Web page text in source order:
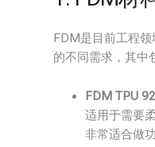
FDM是目前工程
的不同需求，其中
FDM TPU
适用于需要
非常适合做